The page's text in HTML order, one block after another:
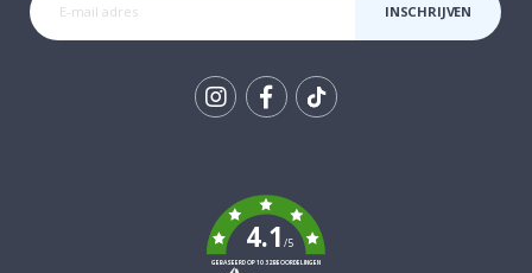
INSCHRIJVEN
4.1/5
GEBASEERD OP 1032 BEOORDELINGEN